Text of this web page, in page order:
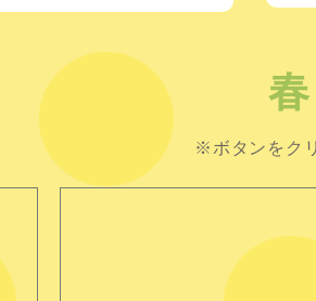
※ボタンをク